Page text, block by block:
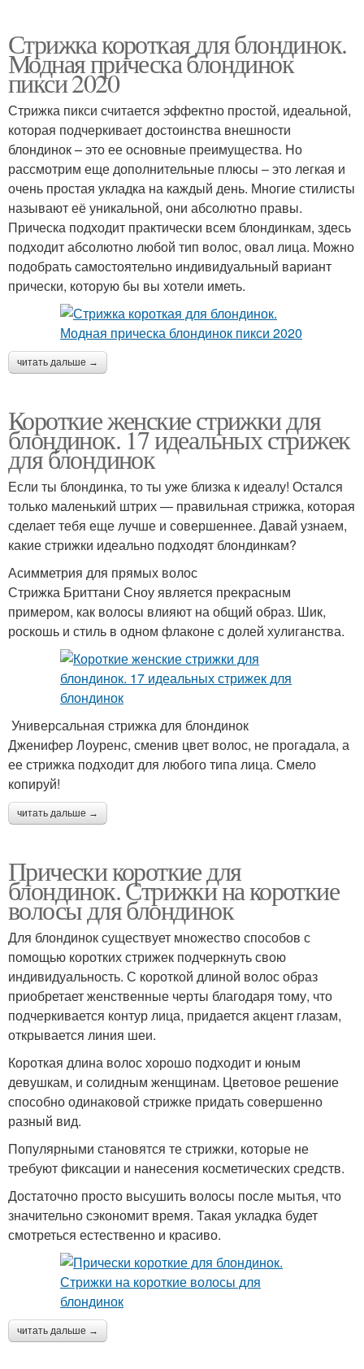
Стрижка короткая для блондинок.
Модная прическа блондинок
пикси 2020
Стрижка пикси считается эффектно простой, идеальной,
которая подчеркивает достоинства внешности
блондинок – это ее основные преимущества. Но
рассмотрим еще дополнительные плюсы – это легкая и
очень простая укладка на каждый день. Многие стилисты
называют её уникальной, они абсолютно правы.
Прическа подходит практически всем блондинкам, здесь
подходит абсолютно любой тип волос, овал лица. Можно
подобрать самостоятельно индивидуальный вариант
прически, которую бы вы хотели иметь.
читать дальше →
Короткие женские стрижки для
блондинок. 17 идеальных стрижек
для блондинок
Если ты блондинка, то ты уже близка к идеалу! Остался
только маленький штрих — правильная стрижка, которая
сделает тебя еще лучше и совершеннее. Давай узнаем,
какие стрижки идеально подходят блондинкам?
Асимметрия для прямых волос
Стрижка Бриттани Сноу является прекрасным
примером, как волосы влияют на общий образ. Шик,
роскошь и стиль в одном флаконе с долей хулиганства.
Универсальная стрижка для блондинок
Дженифер Лоуренс, сменив цвет волос, не прогадала, а
ее стрижка подходит для любого типа лица. Смело
копируй!
читать дальше →
Прически короткие для
блондинок. Стрижки на короткие
волосы для блондинок
Для блондинок существует множество способов с
помощью коротких стрижек подчеркнуть свою
индивидуальность. С короткой длиной волос образ
приобретает женственные черты благодаря тому, что
подчеркивается контур лица, придается акцент глазам,
открывается линия шеи.
Короткая длина волос хорошо подходит и юным
девушкам, и солидным женщинам. Цветовое решение
способно одинаковой стрижке придать совершенно
разный вид.
Популярными становятся те стрижки, которые не
требуют фиксации и нанесения косметических средств.
Достаточно просто высушить волосы после мытья, что
значительно сэкономит время. Такая укладка будет
смотреться естественно и красиво.
читать дальше →